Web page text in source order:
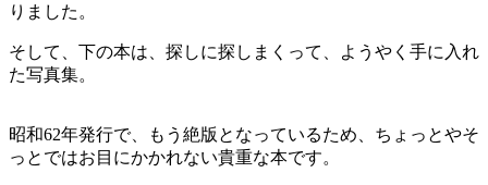
りました。
そして、下の本は、探しに探しまくって、ようやく手に入れ
た写真集。
昭和62年発行で、もう絶版となっているため、ちょっとやそ
っとではお目にかかれない貴重な本です。